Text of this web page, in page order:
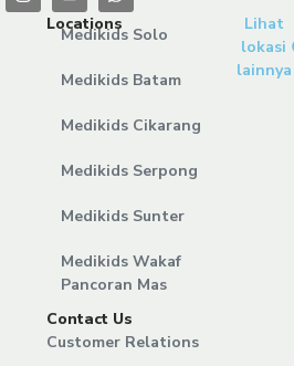
Locations
Medikids Solo
Medikids Batam
Medikids Cikarang
Medikids Serpong
Medikids Sunter
Medikids Wakaf
Pancoran Mas
Lihat
lokasi
lainnya
Contact Us
Customer Relations